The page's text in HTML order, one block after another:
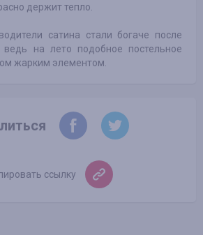
держит тепло.
сатина стали богаче после
на лето подобное постельное
жарким элементом.
ссылку